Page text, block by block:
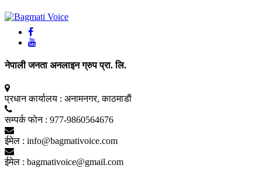
नेपाली जनता अनलाइन ग्रुप प्रा. लि.
प्रधान कार्यालय : अनामनगर, काठमाडाैं
सम्पर्क फाेन : 977-9860564676
ईमेल : info@bagmativoice.com
ईमेल : bagmativoice@gmail.com